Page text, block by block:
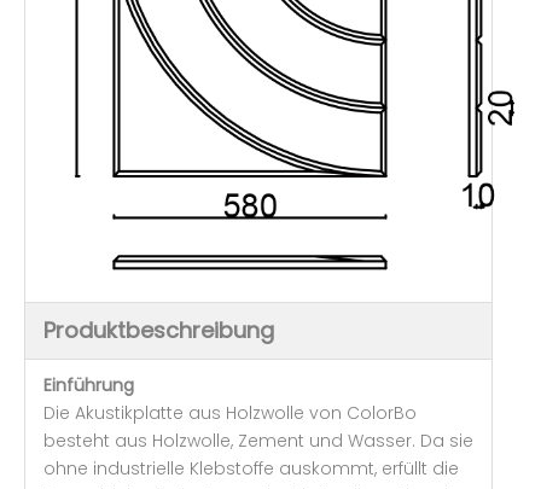
Produktbeschreibung
Einführung
Die Akustikplatte aus Holzwolle von ColorBo
besteht aus Holzwolle, Zement und Wasser. Da sie
ohne industrielle Klebstoffe auskommt, erfüllt die